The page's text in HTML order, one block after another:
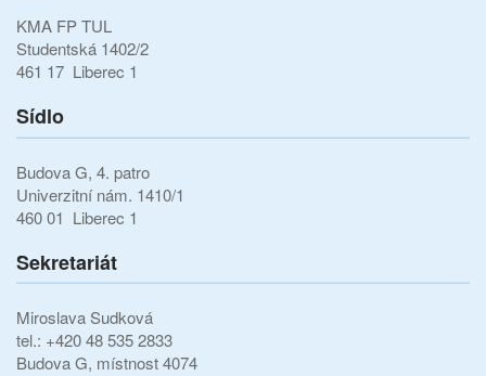
KMA FP TUL
Studentská 1402/2
461 17 Liberec 1
Sídlo
Budova G, 4. patro
Univerzitní nám. 1410/1
460 01 Liberec 1
Sekretariát
Miroslava Sudková
tel.: +420 48 535 2833
Budova G, místnost 4074